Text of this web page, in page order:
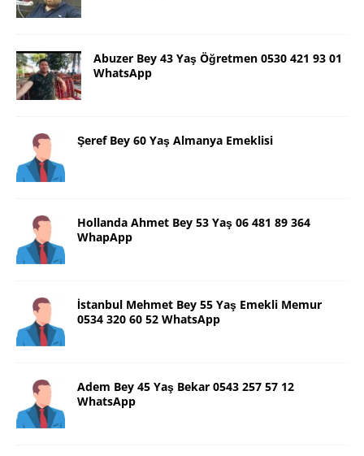
Abuzer Bey 43 Yaş Öğretmen 0530 421 93 01
WhatsApp
Şeref Bey 60 Yaş Almanya Emeklisi
Hollanda Ahmet Bey 53 Yaş 06 481 89 364
WhapApp
İstanbul Mehmet Bey 55 Yaş Emekli Memur
0534 320 60 52 WhatsApp
Adem Bey 45 Yaş Bekar 0543 257 57 12
WhatsApp